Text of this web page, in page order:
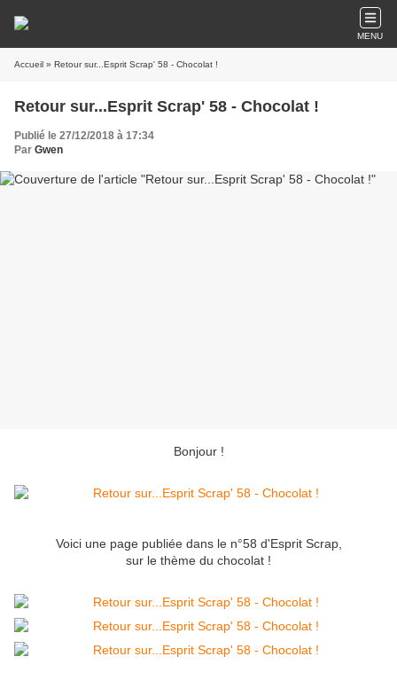
MENU
Accueil » Retour sur...Esprit Scrap' 58 - Chocolat !
Retour sur...Esprit Scrap' 58 - Chocolat !
Publié le 27/12/2018 à 17:34
Par Gwen
Bonjour !
Voici une page publiée dans le n°58 d'Esprit Scrap,
sur le thème du chocolat !